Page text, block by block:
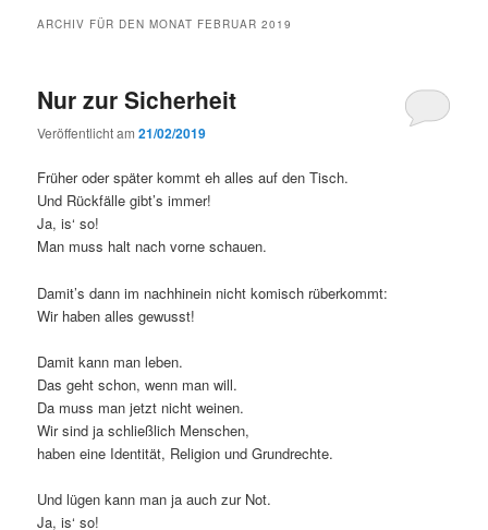
wechseln
ARCHIV FÜR DEN MONAT FEBRUAR 2019
Nur zur Sicherheit
Veröffentlicht am21/02/2019
Früher oder später kommt eh alles auf den Tisch.
Und Rückfälle gibt’s immer!
Ja, is‘ so!
Man muss halt nach vorne schauen.
Damit’s dann im nachhinein nicht komisch rüberkommt:
Wir haben alles gewusst!
Damit kann man leben.
Das geht schon, wenn man will.
Da muss man jetzt nicht weinen.
Wir sind ja schließlich Menschen,
haben eine Identität, Religion und Grundrechte.
Und lügen kann man ja auch zur Not.
Ja, is‘ so!